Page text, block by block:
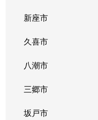
新座市
久喜市
八潮市
三郷市
坂戸市